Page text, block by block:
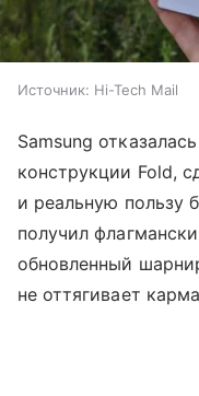
Источник: Hi-Tech Mail
Samsung
конструкции Fold,
и реальную пользу
получил
обновленный
не оттягивает